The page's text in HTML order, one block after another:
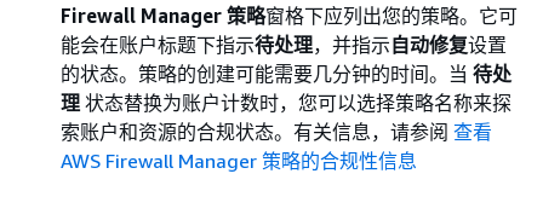
Firewall Manager 策略窗格下应列出您的策略。它可
能会在账户标题下指示待处理，并指示自动修复设置
的状态。策略的创建可能需要几分钟的时间。当 待处
理 状态替换为账户计数时，您可以选择策略名称来探
索账户和资源的合规状态。有关信息，请参阅 查看
AWS Firewall Manager 策略的合规性信息